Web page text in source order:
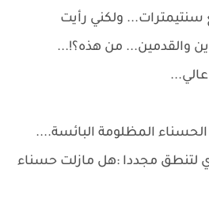
ولكني رأيت
والقدمين... من هذه؟!...
المظلومة البائسة....
مجددا :هل مازلت حسناء